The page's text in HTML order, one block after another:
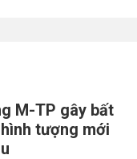
M-TP gây bất
tượng mới